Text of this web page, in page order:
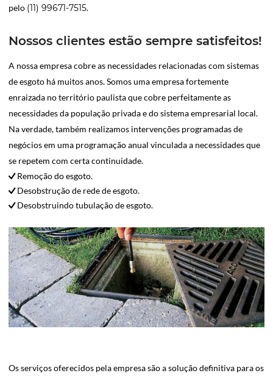
pelo (11) 99671-7515.
Nossos clientes estão sempre satisfeitos!
A nossa empresa cobre as necessidades relacionadas com sistemas
de esgoto há muitos anos. Somos uma empresa fortemente
enraizada no território paulista que cobre perfeitamente as
necessidades da população privada e do sistema empresarial local.
Na verdade, também realizamos intervenções programadas de
negócios em uma programação anual vinculada a necessidades que
se repetem com certa continuidade.
Remoção do esgoto.
Desobstrução de rede de esgoto.
Desobstruindo tubulação de esgoto.
Os serviços oferecidos pela empresa são a solução definitiva para os